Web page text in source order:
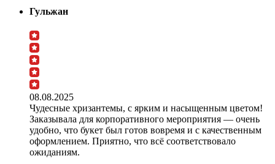
Гульжан
08.08.2025
Чудесные хризантемы, с ярким и насыщенным цветом!
Заказывала для корпоративного мероприятия — очень
удобно, что букет был готов вовремя и с качественным
оформлением. Приятно, что всё соответствовало
ожиданиям.